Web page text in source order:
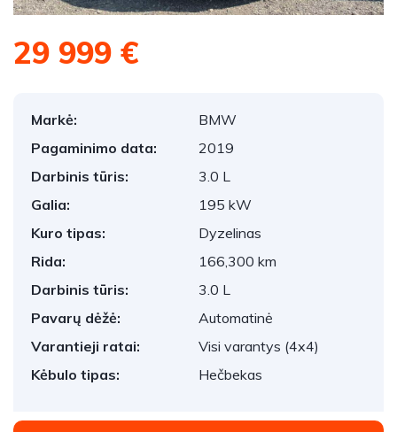
29 999 €
Markė:
BMW
Pagaminimo data:
2019
Darbinis tūris:
3.0 L
Galia:
195 kW
Kuro tipas:
Dyzelinas
Rida:
166,300 km
Darbinis tūris:
3.0 L
Pavarų dėžė:
Automatinė
Varantieji ratai:
Visi varantys (4x4)
Kėbulo tipas:
Hečbekas